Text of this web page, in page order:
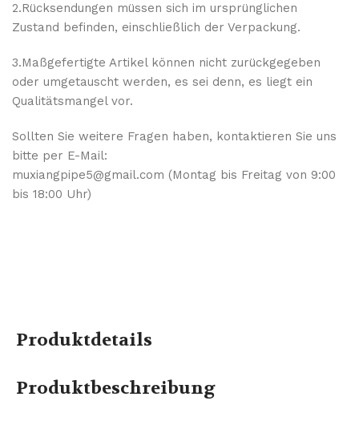
2.Rücksendungen müssen sich im ursprünglichen
Zustand befinden, einschließlich der Verpackung.
3.Maßgefertigte Artikel können nicht zurückgegeben
oder umgetauscht werden, es sei denn, es liegt ein
Qualitätsmangel vor.
Sollten Sie weitere Fragen haben, kontaktieren Sie uns
bitte per E-Mail:
muxiangpipe5@gmail.com (Montag bis Freitag von 9:00
bis 18:00 Uhr)
Produktdetails
Produktbeschreibung